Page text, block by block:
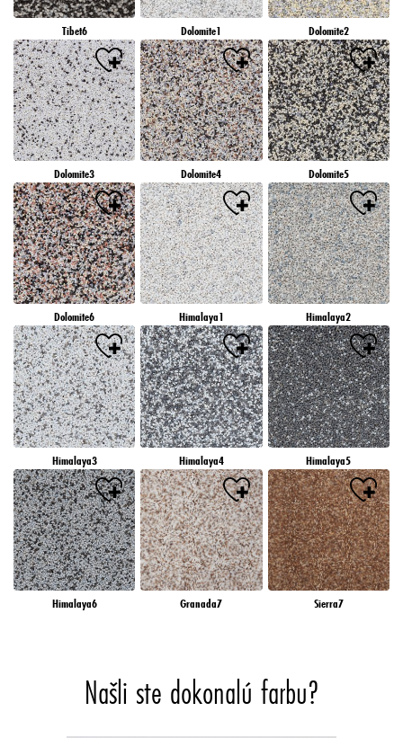
Tibet6 Dolomite1 Dolomite2
Dolomite3 Dolomite4 Dolomite5
Dolomite6 Himalaya1 Himalaya2
Himalaya3 Himalaya4 Himalaya5
Himalaya6 Granada7 Sierra7
Našli ste dokonalú farbu?